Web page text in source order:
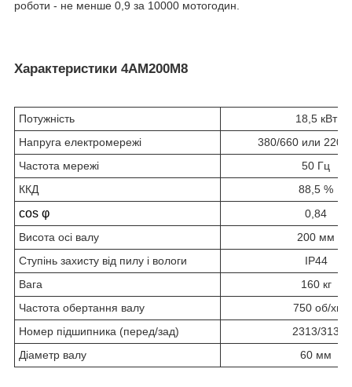
роботи - не менше 0,9 за 10000 мотогодин.
Характеристики 4АМ200М8
Потужність
18,5 кВт
Напруга електромережі
380/660 или 220/
Частота мережі
50 Гц
ККД
88,5 %
cos φ
0,84
Висота осі валу
200 мм
Ступінь захисту від пилу і вологи
IP44
Вага
160 кг
Частота обертання валу
750 об/хв
Номер підшипника (перед/зад)
2313/313
Діаметр валу
60 мм